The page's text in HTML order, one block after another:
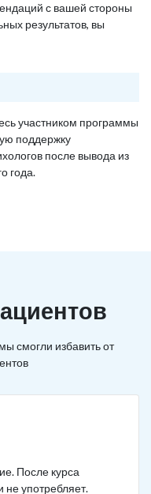
с вашей стороны
результатов, вы
участником программы
поддержку
после вывода из
года.
смогли избавить от
После курса
не употребляет.